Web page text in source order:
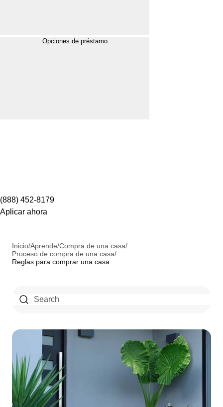
Opciones de préstamo
(888) 452-8179
Aplicar ahora
Inicio/Aprende/Compra de una casa/
Proceso de compra de una casa/
Reglas para comprar una casa